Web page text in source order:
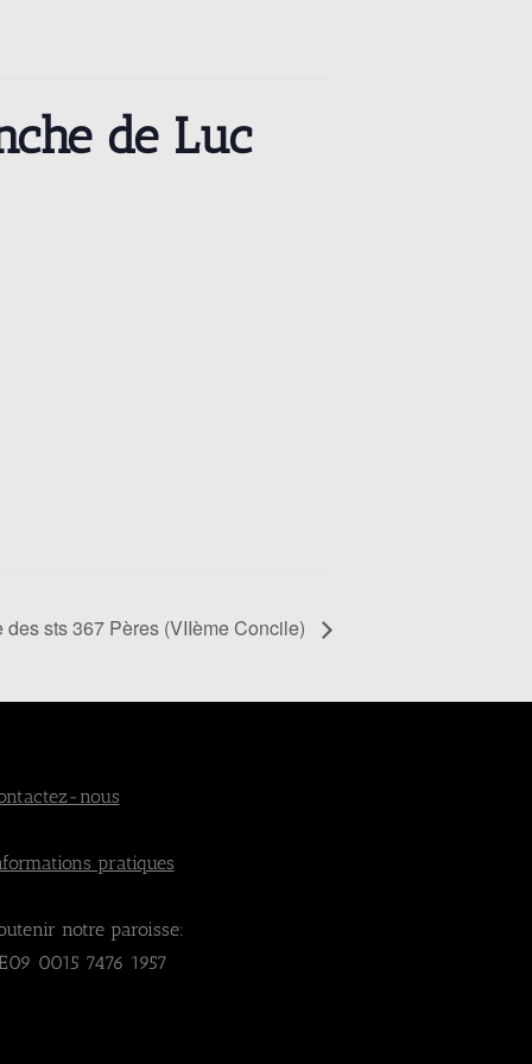
de Luc
sts 367 Pères (VIIème Concile)
nous
pratiques
notre paroisse:
0015 7476 1957